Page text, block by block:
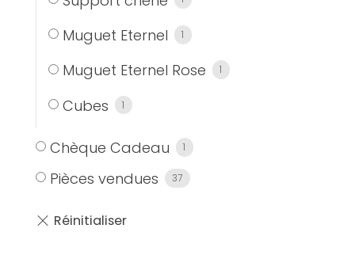
Muguet Eternel 1
Muguet Eternel Rose 1
Cubes 1
Chèque Cadeau 1
Pièces vendues 37